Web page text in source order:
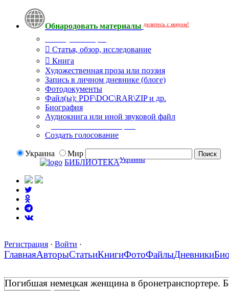
Обнародовать материалы делитесь с миром!
Статья, обзор, исследование
Книга
Художественная проза или поэзия
Запись в личном дневнике (блоге)
Фотодокументы
Файл(ы): PDF\DOC\RAR\ZIP и др.
Биография
Аудиокнига или иной звуковой файл
Создать голосование
Украина
Мир
БИБЛИОТЕКАУкраины
Регистрация · Войти ·
ГлавнаяАвторыСтатьиКнигиФотоФайлыДневники
Погибшая немецкая женщина в бронетранспортере.